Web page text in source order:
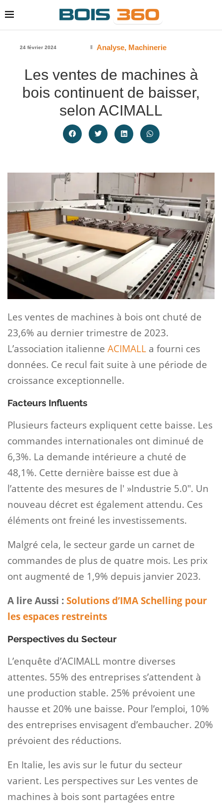
24 février 2024 Analyse, Machinerie
Les ventes de machines à
bois continuent de baisser,
selon ACIMALL
Les ventes de machines à bois ont chuté de
23,6% au dernier trimestre de 2023.
L’association italienne ACIMALL a fourni ces
données. Ce recul fait suite à une période de
croissance exceptionnelle.
Facteurs Influents
Plusieurs facteurs expliquent cette baisse. Les
commandes internationales ont diminué de
6,3%. La demande intérieure a chuté de
48,1%. Cette dernière baisse est due à
l’attente des mesures de l' »Industrie 5.0″. Un
nouveau décret est également attendu. Ces
éléments ont freiné les investissements.
Malgré cela, le secteur garde un carnet de
commandes de plus de quatre mois. Les prix
ont augmenté de 1,9% depuis janvier 2023.
A lire Aussi :Solutions d’IMA Schelling pour
les espaces restreints
Perspectives du Secteur
L’enquête d’ACIMALL montre diverses
attentes. 55% des entreprises s’attendent à
une production stable. 25% prévoient une
hausse et 20% une baisse. Pour l’emploi, 10%
des entreprises envisagent d’embaucher. 20%
prévoient des réductions.
En Italie, les avis sur le futur du secteur
varient. Les perspectives sur Les ventes de
machines à bois sont partagées entre